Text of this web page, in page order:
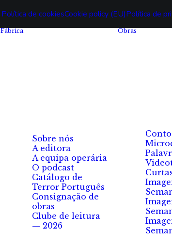
Política de cookiesCookie policy (EU)Política de
Fábrica
Sobre nós
A editora
A equipa operária
O podcast
Catálogo de
Terror Português
Consignação de
obras
Clube de leitura
— 2026
Obras